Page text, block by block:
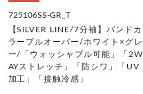
725106SS-GR_T
【SILVER LINE/7分袖】バンドカ
ラープルオーバー/ホワイト×グレ
ー/「ウォッシャブル可能」「2W
AYストレッチ」「防シワ」「UV
加工」「接触冷感」